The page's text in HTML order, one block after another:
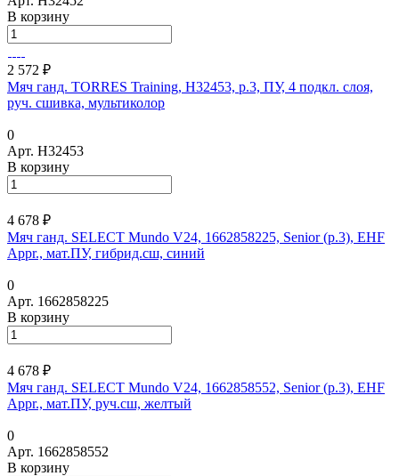
В корзину
2 572 ₽
Мяч ганд. TORRES Training, H32453, р.3, ПУ, 4 подкл. слоя,
руч. сшивка, мультиколор
0
Арт. H32453
В корзину
4 678 ₽
Мяч ганд. SELECT Mundo V24, 1662858225, Senior (р.3), EHF
Appr., мат.ПУ, гибрид.сш, синий
0
Арт. 1662858225
В корзину
4 678 ₽
Мяч ганд. SELECT Mundo V24, 1662858552, Senior (р.3), EHF
Appr., мат.ПУ, руч.сш, желтый
0
Арт. 1662858552
В корзину